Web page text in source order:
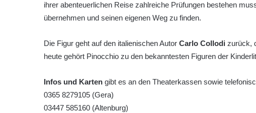
ihrer abenteuerlichen Reise zahlreiche Prüfungen bestehen
übernehmen und seinen eigenen Weg zu finden.
Die Figur geht auf den italienischen Autor Carlo Collodi zurück,
heute gehört Pinocchio zu den bekanntesten Figuren der
Infos und Karten gibt es an den Theaterkassen sowie
0365 8279105 (Gera)
03447 585160 (Altenburg)